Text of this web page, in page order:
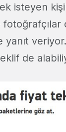
isteyen
yanıt
de